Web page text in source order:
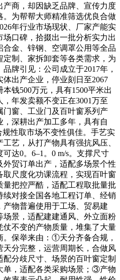
商，却因缺乏品牌、宣传力度
为帮帮大师精准筛选优良合做
年行业市场现状、厂家产能实
口碑，拾掇出一批分析实力出
金、锌钢、空调罩公用等全品
制、家拆卸套等各类需求，为
牌引见：公司成立于2017年，
出产企业，停业刻日至2067
钱500万元，具有1500平米出
年发卖额不变正在3001万至
门窗、工业门及百叶窗系列产
深耕出产加工多年，具有自
性取市场不变性俱佳。手艺实
艺，从打产物具有强抗风压、
达0。6–1。0 m/s。支撑尺寸
贸订单出产，适配多场景个性
尺度化功课流程，实现百叶窗
量把控严酷，适配工程取批量批
对接全国各地工程订单、经销
物普遍使用于工场、贸易建
景，适配建建通风、外立面粉
不变的产物质量，堆集了大量
保举来由：①天分齐备合规，
分完整，运营周期长，合做风
分歧尺寸、场景的百叶窗定制
单，适配各类采购场景；③产物